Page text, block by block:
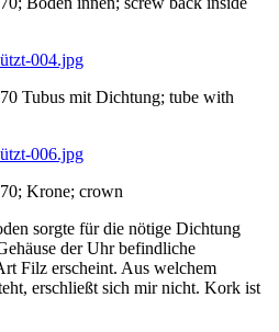
Tubus mit Dichtung; tube with
Krone; crown
sorgte für die nötige Dichtung
der Uhr befindliche
Filz erscheint. Aus welchem
erschließt sich mir nicht. Kork ist